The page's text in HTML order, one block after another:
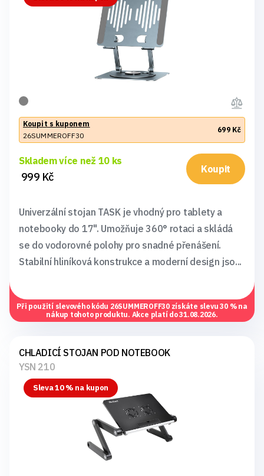
Koupit s kuponem
26SUMMEROFF30
699 Kč
Skladem více než 10 ks
999 Kč
Koupit
Univerzální stojan TASK je vhodný pro tablety a
notebooky do 17". Umožňuje 360° rotaci a skládá
se do vodorovné polohy pro snadné přenášení.
Stabilní hliníková konstrukce a moderní design jso...
Při použití slevového kódu 26SUMMEROFF30 získáte slevu 30 % na
nákup tohoto produktu. Akce platí do 31.08.2026.
CHLADICÍ STOJAN POD NOTEBOOK
YSN 210
Sleva 10 % na kupon